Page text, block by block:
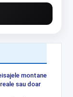
montane
sau doar